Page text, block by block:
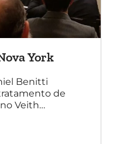
York
Benitti
de
Veith